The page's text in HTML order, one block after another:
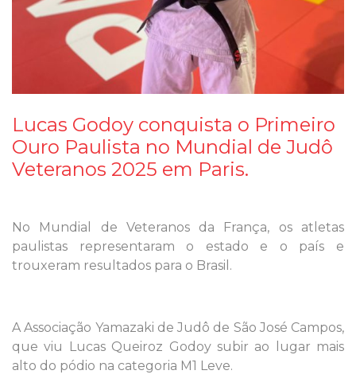
Lucas Godoy conquista o Primeiro
Ouro Paulista no Mundial de Judô
Veteranos 2025 em Paris.
No Mundial de Veteranos da França, os atletas
paulistas representaram o estado e o país e
trouxeram resultados para o Brasil.
A Associação Yamazaki de Judô de São José Campos,
que viu Lucas Queiroz Godoy subir ao lugar mais
alto do pódio na categoria M1 Leve.